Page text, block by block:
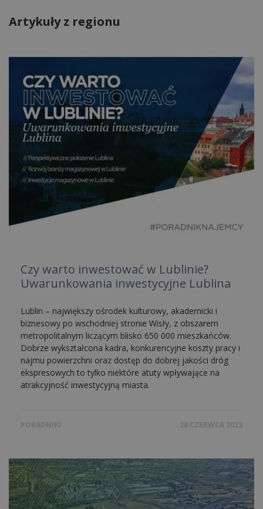
Artykuły z regionu
Czy warto inwestować w Lublinie?
Uwarunkowania inwestycyjne Lublina
Lublin – największy ośrodek kulturowy, akademicki i
biznesowy po wschodniej stronie Wisły, z obszarem
metropolitalnym liczącym blisko 650 000 mieszkańców.
Dobrze wykształcona kadra, konkurencyjne koszty pracy i
najmu powierzchni oraz dostęp do dobrej jakości dróg
ekspresowych to tylko niektóre atuty wpływające na
atrakcyjność inwestycyjną miasta.
PORADNIKI 28 CZERWCA 2023